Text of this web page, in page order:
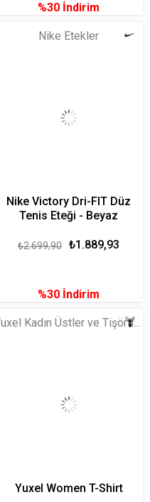
%30 İndirim
Nike Etekler
Nike Victory Dri-FIT Düz
Tenis Eteği - Beyaz
₺1.889,93
₺2.699,90
%30 İndirim
Yuxel Kadın Üstler ve Tişörtler
Yuxel Women T-Shirt